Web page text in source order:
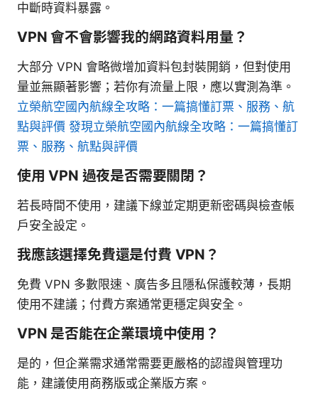
中斷時資料暴露。
VPN 會不會影響我的網路資料用量？
大部分 VPN 會略微增加資料包封裝開銷，但對使用
量並無顯著影響；若你有流量上限，應以實測為準。
立榮航空國內航線全攻略：一篇搞懂訂票、服務、航
點與評價 發現立榮航空國內航線全攻略：一篇搞懂訂
票、服務、航點與評價
使用 VPN 過夜是否需要關閉？
若長時間不使用，建議下線並定期更新密碼與檢查帳
戶安全設定。
我應該選擇免費還是付費 VPN？
免費 VPN 多數限速、廣告多且隱私保護較薄，長期
使用不建議；付費方案通常更穩定與安全。
VPN 是否能在企業環境中使用？
是的，但企業需求通常需要更嚴格的認證與管理功
能，建議使用商務版或企業版方案。